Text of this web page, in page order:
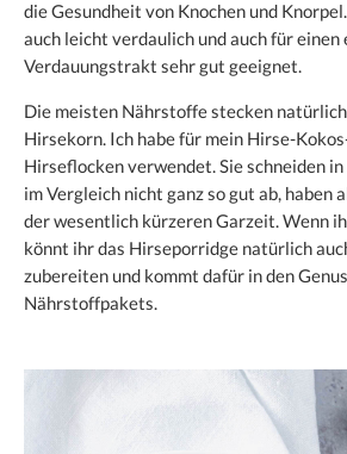
die Gesundheit von Knochen und
auch leicht verdaulich und auch für einen
Verdauungstrakt sehr gut geeignet.
Die meisten Nährstoffe stecken
Hirsekorn. Ich habe für mein Hirse-
Hirseflocken verwendet. Sie schneiden
im Vergleich nicht ganz so gut ab, haben
der wesentlich kürzeren Garzeit. Wenn
könnt ihr das Hirseporridge natürlich
zubereiten und kommt dafür in den
Nährstoffpakets.